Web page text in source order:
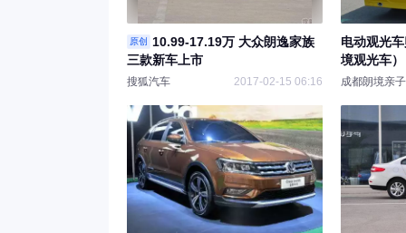
原创
10.99-17.19万 大众朗逸家族
三款新车上市
搜狐汽车 2017-02-15 06:16
电动观光
境观光车）
成都朗境亲